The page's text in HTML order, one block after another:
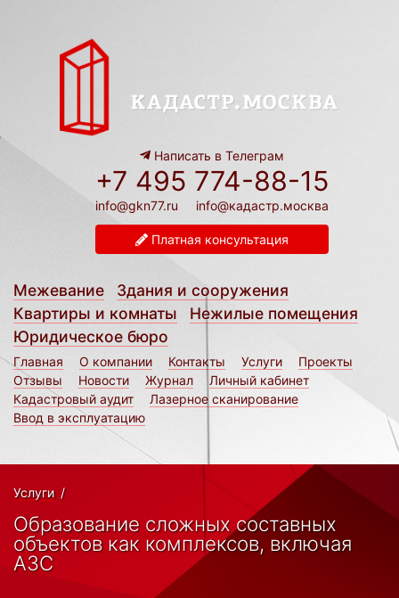
Написать в Телеграм
+7 495 774-88-15
info@gkn77.ru info@кадастр.москва
Платная консультация
Межевание
Здания и сооружения
Квартиры и комнаты
Нежилые помещения
Юридическое бюро
Главная О компании Контакты Услуги
Проекты
Отзывы
Новости Журнал
Личный кабинет
Кадастровый аудит
Лазерное сканирование
Ввод в эксплуатацию
Услуги /
Образование сложных составных
объектов как комплексов, включая
АЗС